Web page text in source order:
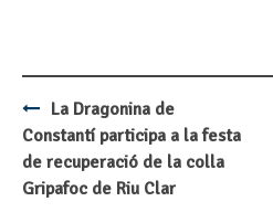
Post
navigation
La Dragonina de
Constantí participa a la festa
de recuperació de la colla
Gripafoc de Riu Clar